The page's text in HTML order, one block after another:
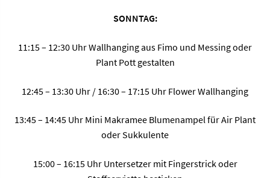
SONNTAG:
11:15 – 12:30 Uhr Wallhanging aus Fimo und Messing oder
Plant Pott gestalten
12:45 – 13:30 Uhr / 16:30 – 17:15 Uhr Flower Wallhanging
13:45 – 14:45 Uhr Mini Makramee Blumenampel für Air Plant
oder Sukkulente
15:00 – 16:15 Uhr Untersetzer mit Fingerstrick oder